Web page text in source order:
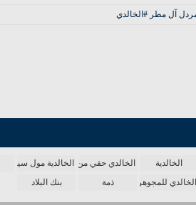
آل مطر #الخالدي
الخالدية الخالدي حقي من الدنياالخالدية مول سينما
الخالدي للمجوهرات ذمة بنك البلاد